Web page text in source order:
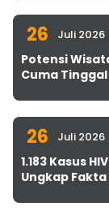
26 Juli 2026
Potensi
Cuma Tinggal
26 Juli 2026
1.183 Kasus
Ungkap